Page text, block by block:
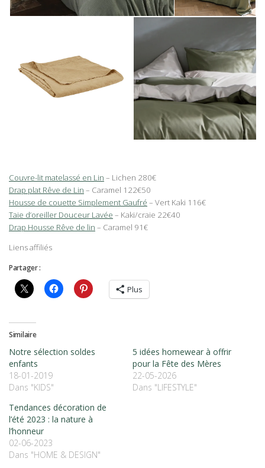
Couvre-lit matelassé en Lin – Lichen 280€
Drap plat Rêve de Lin – Caramel 122€50
Housse de couette Simplement Gaufré – Vert Kaki 116€
Taie d’oreiller Douceur Lavée – Kaki/craie 22€40
Drap Housse Rêve de lin – Caramel 91€
Liens affiliés
Partager :
Plus
Similaire
Notre sélection soldes
enfants
18-01-2019
Dans "KIDS"
5 idées homewear à offrir
pour la Fête des Mères
22-05-2026
Dans "LIFESTYLE"
Tendances décoration de
l’été 2023 : la nature à
l’honneur
02-06-2023
Dans "HOME & DESIGN"